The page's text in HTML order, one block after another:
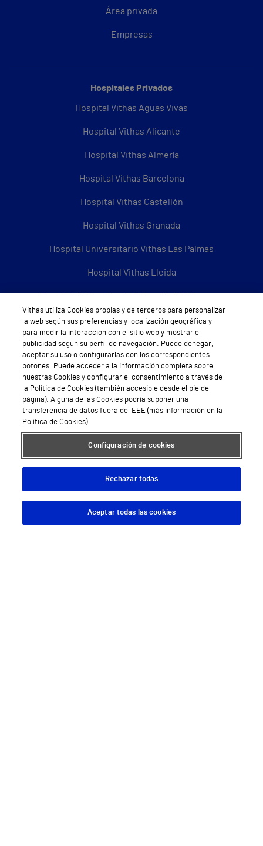
Área privada
Empresas
Hospitales Privados
Hospital Vithas Aguas Vivas
Hospital Vithas Alicante
Hospital Vithas Almería
Hospital Vithas Barcelona
Hospital Vithas Castellón
Hospital Vithas Granada
Hospital Universitario Vithas Las Palmas
Hospital Vithas Lleida
Hospital Universitario Vithas Madrid Aravaca
Hospital Universitario Vithas Madrid Arturo Soria
Hospital Universitario Vithas Madrid La Milagrosa
Hospital Vithas Málaga
Hospital Vithas Medimar
Hospital Vithas Sevilla
Hospital Vithas Tenerife
Hospital Vithas Valencia 9 de Octubre
Hospital Vithas Valencia Consuelo
Hospital Vithas Vigo
Descargar App
Vithas utiliza Cookies propias y de terceros para personalizar
la web según sus preferencias y localización geográfica y
para medir la interacción con el sitio web y mostrarle
publicidad según su perfil de navegación. Puede denegar,
aceptar su uso o configurarlas con los correspondientes
botones. Puede acceder a la información completa sobre
nuestras Cookies y configurar el consentimiento a través de
la Política de Cookies (también accesible desde el pie de
página). Alguna de las Cookies podría suponer una
transferencia de datos fuera del EEE (más información en la
Política de Cookies).
Configuración de cookies
Rechazar todas
Aceptar todas las cookies